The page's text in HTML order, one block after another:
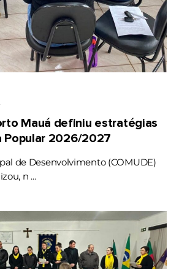
Mauá definiu estratégias
Popular 2026/2027
de Desenvolvimento (COMUDE)
n ...